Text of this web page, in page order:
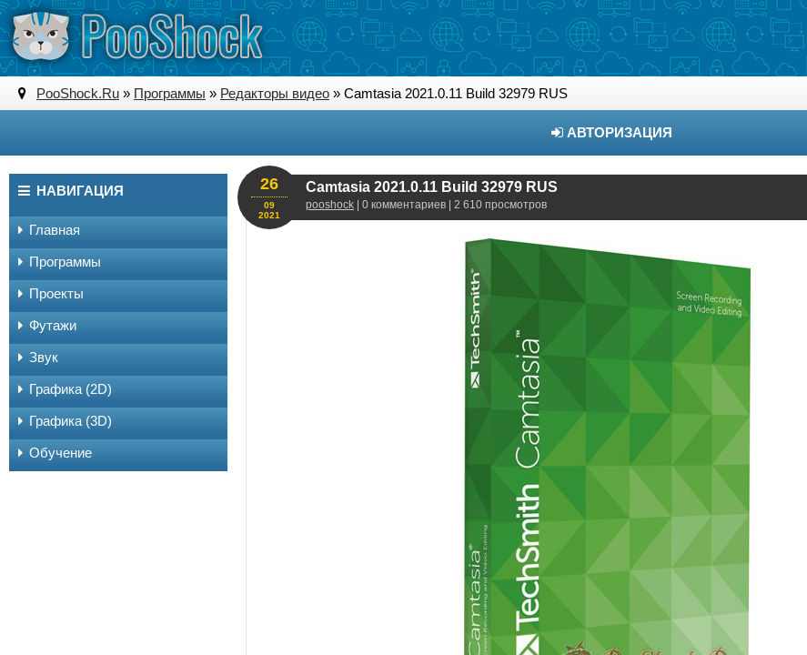
PooShock.Ru » Программы » Редакторы видео » Camtasia 2021.0.11 Build 32979 RUS
АВТОРИЗАЦИЯ
Camtasia 2021.0.11 Build 32979 RUS
pooshock | 0 комментариев | 2 610 просмотров
26
09
2021
НАВИГАЦИЯ
Главная
Программы
Проекты
Футажи
Звук
Графика (2D)
Графика (3D)
Обучение